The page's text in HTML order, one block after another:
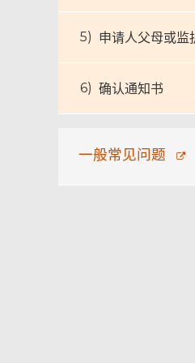
申请人父母或监
确认通知书
一般常见问题